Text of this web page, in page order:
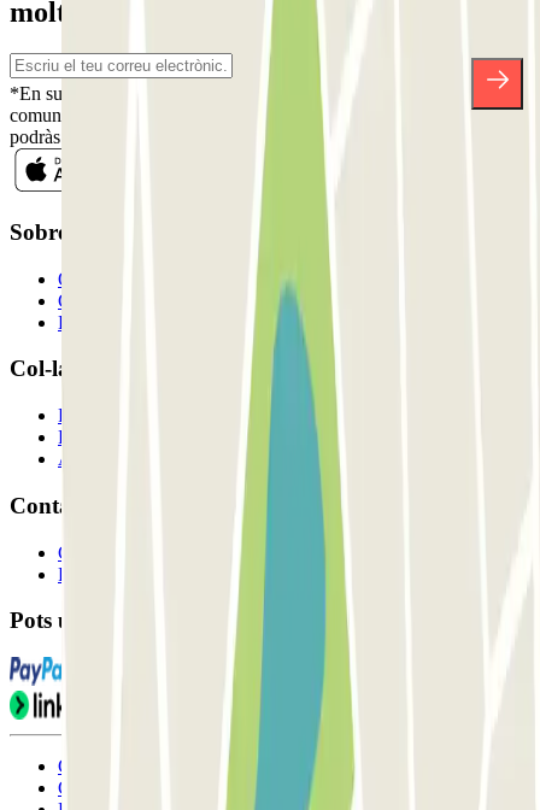
moltes altres sorpreses.
*En subscriure't acceptes la nostra Política de Privacitat per a rebre
comunicacions comercials de Parclick. Sense cap compromís,
podràs donar-te de baixa quan vulguis en la mateixa newsletter.
Sobre Parclick
Qui som
Com funciona?
Els nostres pàrquings
Col-laborem?
Professionals
Proveïdor de pàrquing
Afiliat
Contacte
Contacta'ns
FAQ
Pots utilitzar aquests mètodes de pagament:
Condicions d'ús i contratació
Condicions de cancel-lació